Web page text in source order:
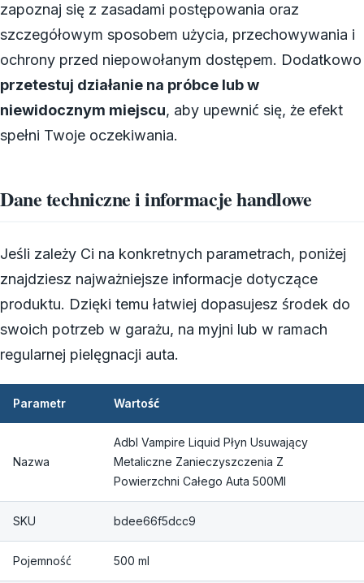
zapoznaj się z zasadami postępowania oraz
szczegółowym sposobem użycia, przechowywania i
ochrony przed niepowołanym dostępem. Dodatkowo
przetestuj działanie na próbce lub w
niewidocznym miejscu, aby upewnić się, że efekt
spełni Twoje oczekiwania.
Dane techniczne i informacje handlowe
Jeśli zależy Ci na konkretnych parametrach, poniżej
znajdziesz najważniejsze informacje dotyczące
produktu. Dzięki temu łatwiej dopasujesz środek do
swoich potrzeb w garażu, na myjni lub w ramach
regularnej pielęgnacji auta.
Parametr Wartość
Nazwa
Adbl Vampire Liquid Płyn Usuwający
Metaliczne Zanieczyszczenia Z
Powierzchni Całego Auta 500Ml
SKU bdee66f5dcc9
Pojemność 500 ml